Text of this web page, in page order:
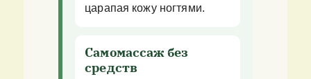
царапая кожу ногтями.
Самомассаж без
средств